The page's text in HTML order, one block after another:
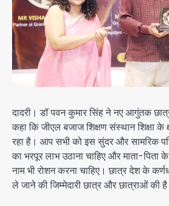
दादरी। डॉ पवन कुमार सिंह ने नए आगुंतक
कहा कि जीएल बजाज शिक्षण संस्थान शिक्षा के
रहा है। आप सभी को इस सुंदर और सामरिक
का भरपूर लाभ उठाना चाहिए और माता-
नाम भी रोशन करना चाहिए। छात्र देश के
ले जाने की जिम्मेदारी छात्र और छात्राओं की